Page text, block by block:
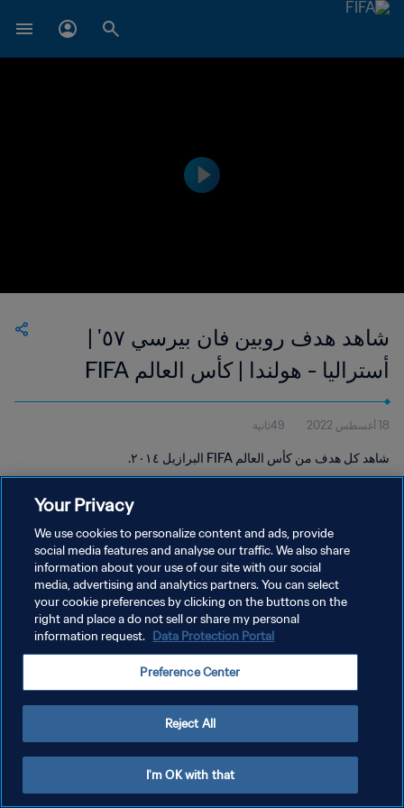
شاهد هدف روبين فان بيرسي ٥٧' |
أستراليا - هولندا | كأس العالم FIFA
البرازيل ٢٠١٤
18 أغسطس 2022 49ثانية
شاهد كل هدف من كأس العالم FIFA البرازيل ٢٠١٤.
سياسة الخصوصية
شروط الخدمة
إدارة تفضيلات ملفات تعريف الارتباط
Your Privacy
We use cookies to personalize content and ads, provide
social media features and analyse our traffic. We also share
information about your use of our site with our social
media, advertising and analytics partners. You can select
your cookie preferences by clicking on the buttons on the
right and place a do not sell or share my personal
information request. Data Protection Portal
Preference Center
Reject All
I'm OK with that